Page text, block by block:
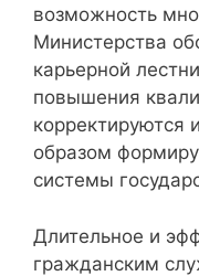
возможность
Министерства
карьерной
повышения
корректируются
образом
системы
Длительное и
гражданским